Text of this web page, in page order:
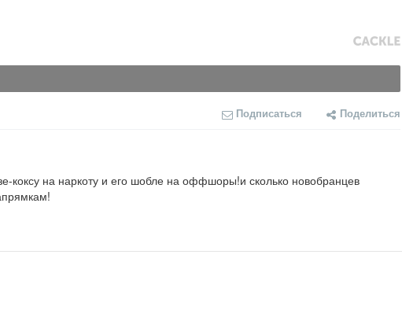
Подписаться Поделиться
коксу на наркоту и его шобле на оффшоры!и сколько новобранцев